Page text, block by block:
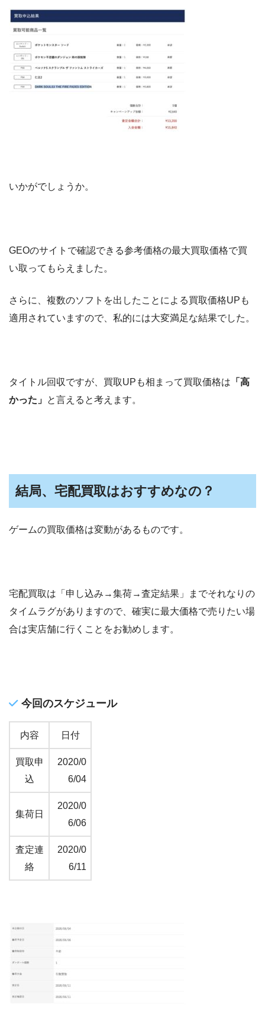
いかがでしょうか。
GEOのサイトで確認できる参考価格の最大買取価格で買
い取ってもらえました。
さらに、複数のソフトを出したことによる買取価格UPも
適用されていますので、私的には大変満足な結果でした。
タイトル回収ですが、買取UPも相まって買取価格は 「高
かった」 と言えると考えます。
結局、宅配買取はおすすめなの？
ゲームの買取価格は変動があるものです。
宅配買取は「申し込み→集荷→査定結果」までそれなりの
タイムラグがありますので、確実に最大価格で売りたい場
合は実店舗に行くことをお勧めします。
今回のスケジュール
内容 日付
買取申
込
2020/0
6/04
集荷日
2020/0
6/06
査定連
絡
2020/0
6/11